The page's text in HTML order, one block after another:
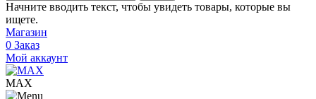
Начните вводить текст, чтобы увидеть товары, которые вы
ищете.
Магазин
0 Заказ
Мой аккаунт
МАХ